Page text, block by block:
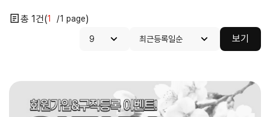
1 1 1
보기